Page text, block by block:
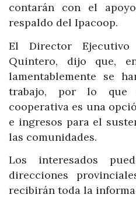
contarán con el
respaldo del Ipacoop.
El Director
Quintero, dijo que,
lamentablemente se
trabajo, por lo que
cooperativa es una
e ingresos para el
las comunidades.
Los interesados
direcciones
recibirán toda la